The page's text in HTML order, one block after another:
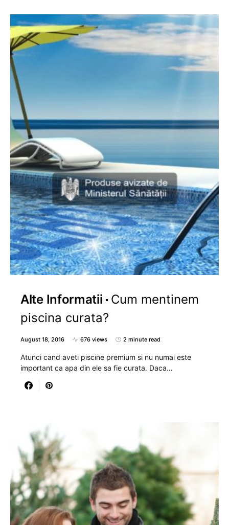
Alte Informatii
Cum mentinem
piscina curata?
August 18, 2016 676 views 2 minute read
Atunci cand aveti piscine premium si nu numai este
important ca apa din ele sa fie curata. Daca…